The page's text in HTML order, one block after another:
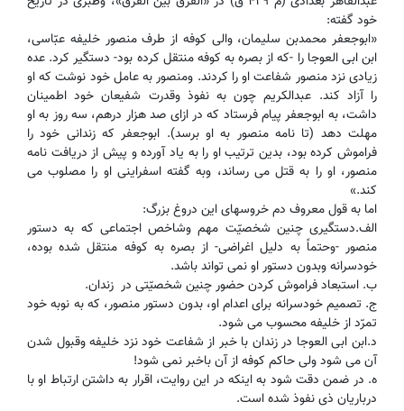
خود گفته:
«ابوجعفر محمدبن سلیمان، والی کوفه از طرف منصور خلیفه عبّاسی،
ابن ابی العوجا را -که از بصره به کوفه منتقل کرده بود- دستگیر کرد. عده
زیادی نزد منصور شفاعت او را کردند. ومنصور به عامل خود نوشت که او
را آزاد کند. عبدالکریم چون به نفوذ وقدرت شفیعان خود اطمینان
داشت، به ابوجعفر پیام فرستاد که در ازای صد هزار درهم، سه روز به او
مهلت دهد (تا نامه منصور به او برسد). ابوجعفر که زندانی خود را
فراموش کرده بود، بدین ترتیب او را به یاد آورده و پیش از دریافت نامه
منصور، او را به قتل می رساند، وبه گفته اسفراینی او را مصلوب می
کند.»
اما به قول معروف دم خروسهای این دروغ بزرگ:
الف.دستگیری چنین شخصیّت مهم وشاخص اجتماعی که به دستور
منصور -وحتماً به دلیل اغراضی- از بصره به کوفه منتقل شده بوده،
خودسرانه وبدون دستور او نمی تواند باشد.
ب. استبعاد فراموش کردن حضور چنین شخصیّتی در زندان.
ج. تصمیم خودسرانه برای اعدام او، بدون دستور منصور، که به نوبه خود
تمرّد از خلیفه محسوب می شود.
د.ابن ابی العوجا در زندان با خبر از شفاعت خود نزد خلیفه وقبول شدن
آن می شود ولی حاکم کوفه از آن باخبر نمی شود!
ه. در ضمن دقت شود به اینکه در این روایت، اقرار به داشتن ارتباط او با
درباریان ذی نفوذ شده است.